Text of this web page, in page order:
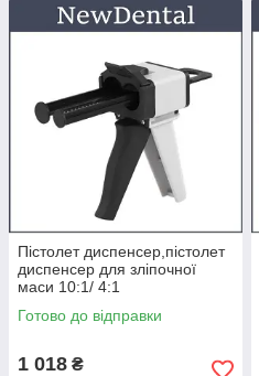
Пістолет диспенсер,пістолет
диспенсер для зліпочної
маси 10:1/ 4:1
Готово до відправки
1 018 ₴